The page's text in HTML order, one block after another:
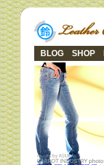
BLOG SHOP